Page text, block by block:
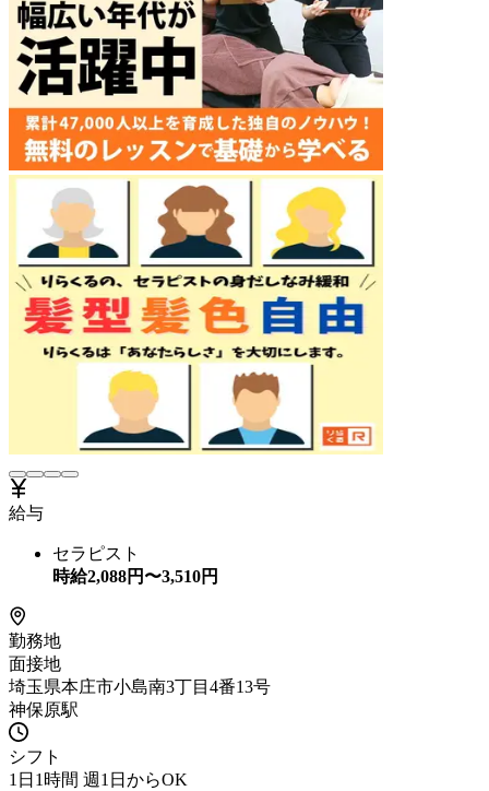
給与
セラピスト
時給2,088円〜3,510円
勤務地
面接地
埼玉県本庄市小島南3丁目4番13号
神保原駅
シフト
1日1時間 週1日からOK